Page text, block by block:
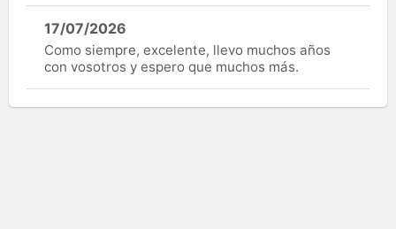
17/07/2026
Como siempre, excelente, llevo muchos años
con vosotros y espero que muchos más.